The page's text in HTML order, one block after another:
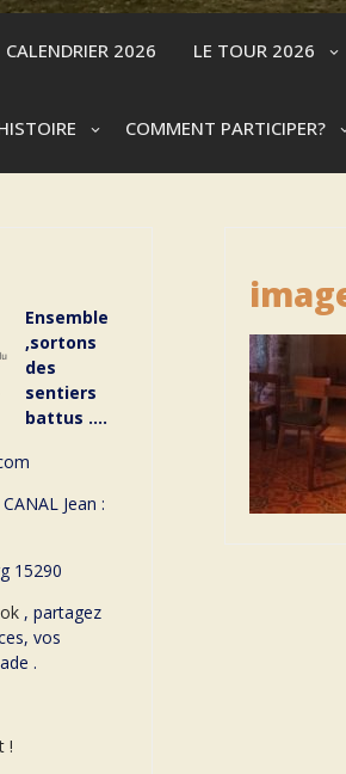
CALENDRIER 2026 LE TOUR 2026
COMMENT PARTICIPER?
Ensemble
,sortons
des
sentiers
battus ….
Jean :
15290
, partagez
vos
.
!